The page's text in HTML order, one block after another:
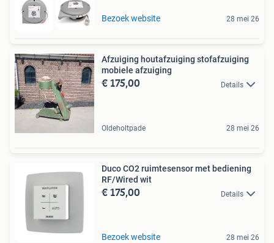
Bezoek website 28 mei 26
Afzuiging houtafzuiging stofafzuiging
mobiele afzuiging
€ 175,00 Details
Oldeholtpade 28 mei 26
Duco CO2 ruimtesensor met bediening
RF/Wired wit
€ 175,00 Details
Bezoek website 28 mei 26